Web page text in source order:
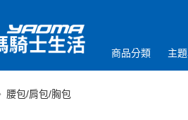
商品分類 主
腰包/肩包/胸包